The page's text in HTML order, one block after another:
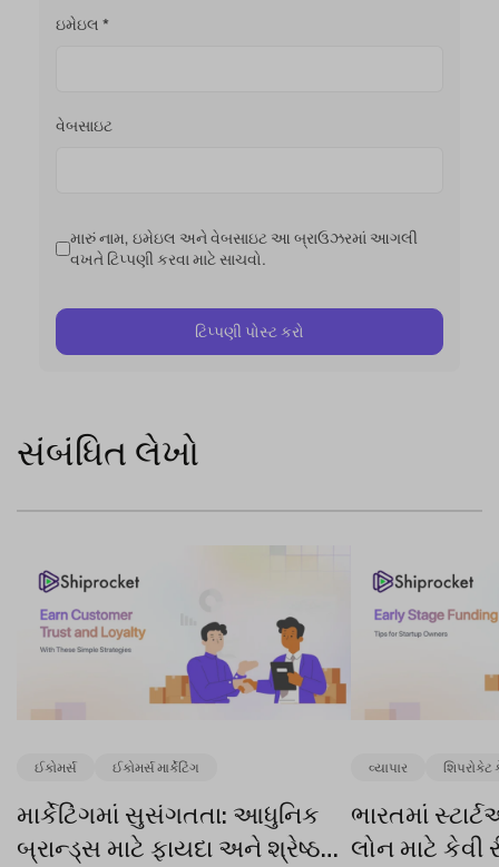
ઇમેઇલ *
વેબસાઇટ
મારું નામ, ઇમેઇલ અને વેબસાઇટ આ બ્રાઉઝરમાં આગલી
વખતે ટિપ્પણી કરવા માટે સાચવો.
સંબંધિત લેખો
ઈકોમર્સ ઈકોમર્સ માર્કેટિંગ
માર્કેટિંગમાં સુસંગતતા: આધુનિક
બ્રાન્ડ્સ માટે ફાયદા અને શ્રેષ્ઠ
વ્યાપાર શિપરોકેટ
ભારતમાં
લોન માટે કેવી